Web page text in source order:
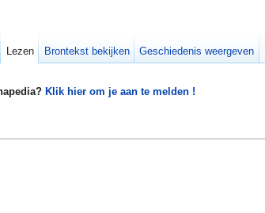
Klik hier om je aan te melden !
Lezen Brontekst bekijken Geschiedenis weergeven